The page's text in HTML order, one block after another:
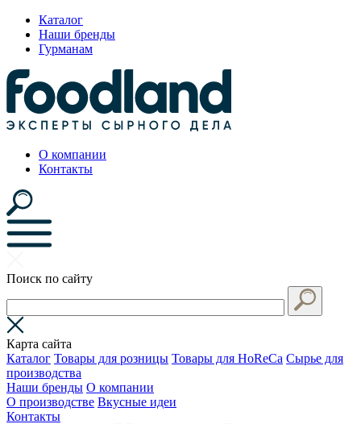
Каталог
Наши бренды
Гурманам
О компании
Контакты
Поиск по сайту
Карта сайта
Каталог Товары для розницы Товары для HoReCa Сырье для
производства
Наши бренды О компании
О производстве Вкусные идеи
Контакты